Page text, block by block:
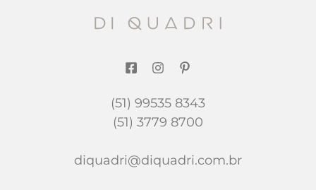
(51) 99535 8343
(51) 3779 8700
diquadri@diquadri.com.br